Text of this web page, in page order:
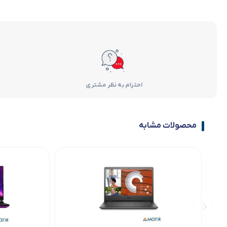
احترام به نظر مشتری
محصولات مشابه